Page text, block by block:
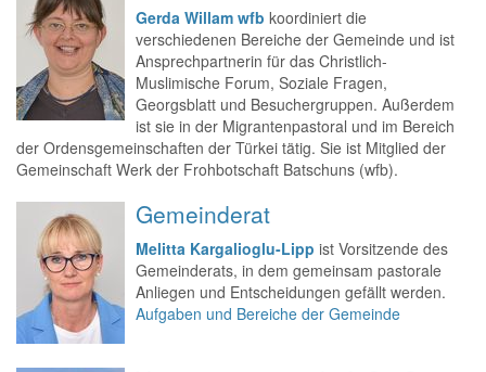
Gerda Willam wfb koordiniert die
verschiedenen Bereiche der Gemeinde und ist
Ansprechpartnerin für das Christlich-
Muslimische Forum, Soziale Fragen,
Georgsblatt und Besuchergruppen. Außerdem
ist sie in der Migrantenpastoral und im Bereich
der Ordensgemeinschaften der Türkei tätig. Sie ist Mitglied der
Gemeinschaft Werk der Frohbotschaft Batschuns (wfb).
Gemeinderat
Melitta Kargalioglu-Lipp ist Vorsitzende des
Gemeinderats, in dem gemeinsam pastorale
Anliegen und Entscheidungen gefällt werden.
Aufgaben und Bereiche der Gemeinde